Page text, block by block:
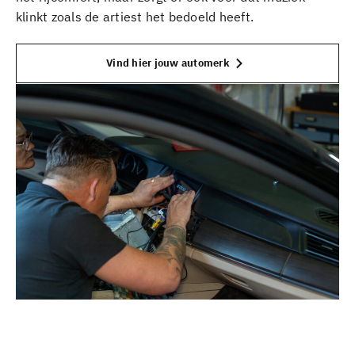
klinkt zoals de artiest het bedoeld heeft.
Vind hier jouw automerk